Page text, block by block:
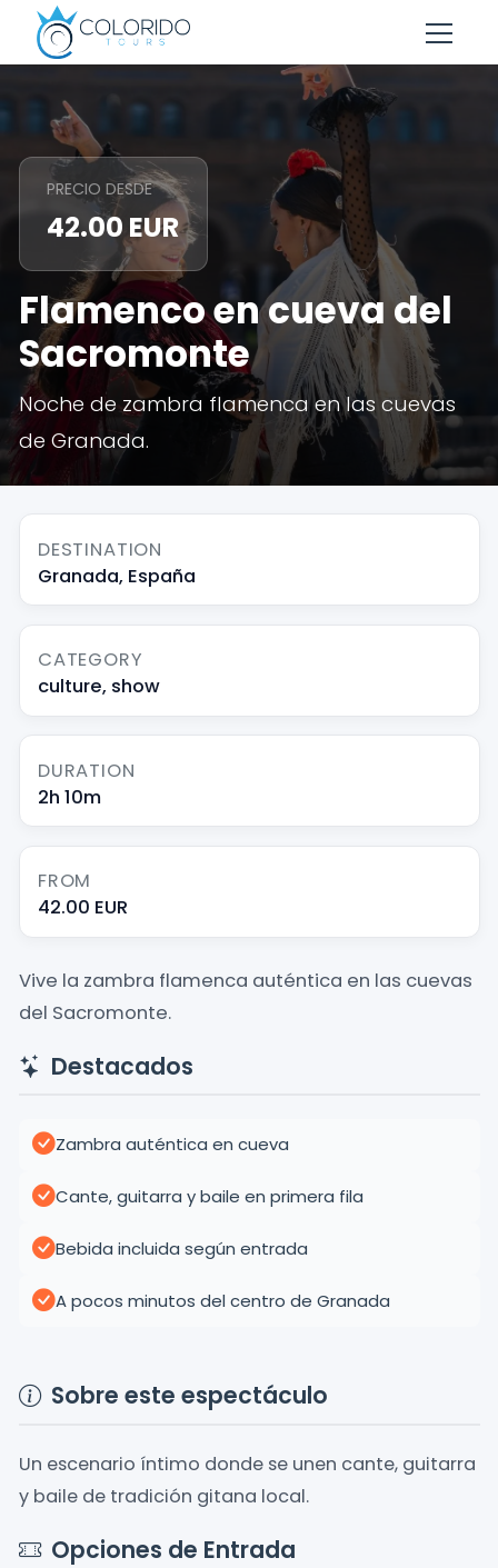
Skip to main content
PRECIO DESDE
42.00 EUR
Flamenco en cueva del
Sacromonte
Noche de zambra flamenca en las cuevas
de Granada.
DESTINATION
Granada, España
CATEGORY
culture, show
DURATION
2h 10m
FROM
42.00 EUR
Vive la zambra flamenca auténtica en las cuevas
del Sacromonte.
Destacados
Zambra auténtica en cueva
Cante, guitarra y baile en primera fila
Bebida incluida según entrada
A pocos minutos del centro de Granada
Sobre este espectáculo
Un escenario íntimo donde se unen cante, guitarra
y baile de tradición gitana local.
Opciones de Entrada